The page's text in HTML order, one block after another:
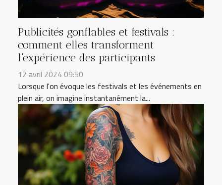
Publicités gonflables et festivals :
comment elles transforment
l'expérience des participants
12 avril 2024 09:50
Lorsque l'on évoque les festivals et les événements en
plein air, on imagine instantanément la...